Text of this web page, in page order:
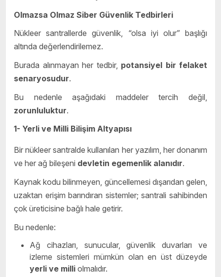
Olmazsa Olmaz Siber Güvenlik Tedbirleri
Nükleer santrallerde güvenlik, “olsa iyi olur” başlığı
altında değerlendirilemez.
Burada alınmayan her tedbir, potansiyel bir felaket
senaryosudur.
Bu nedenle aşağıdaki maddeler tercih değil,
zorunluluktur.
1- Yerli ve Milli Bilişim Altyapısı
Bir nükleer santralde kullanılan her yazılım, her donanım
ve her ağ bileşeni devletin egemenlik alanıdır.
Kaynak kodu bilinmeyen, güncellemesi dışarıdan gelen,
uzaktan erişim barındıran sistemler; santrali sahibinden
çok üreticisine bağlı hale getirir.
Bu nedenle:
Ağ cihazları, sunucular, güvenlik duvarları ve
izleme sistemleri mümkün olan en üst düzeyde
yerli ve milli olmalıdır.